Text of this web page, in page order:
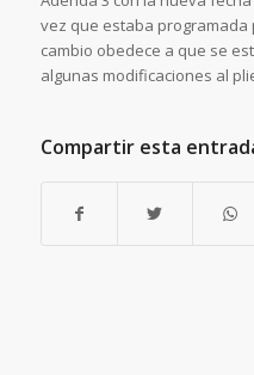
vez que estaba programada
cambio obedece a que se
algunas modificaciones al
Compartir esta